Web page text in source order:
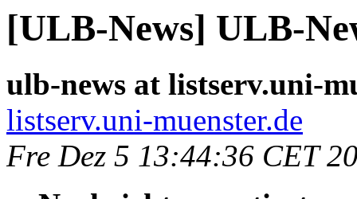
[ULB-News] ULB-
ulb-news at listserv.uni-
listserv.uni-muenster.de
Fre Dez 5 13:44:36 CET